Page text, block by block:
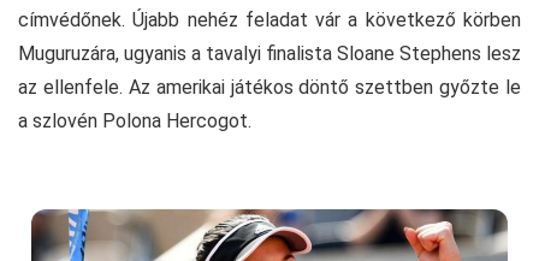
címvédőnek. Újabb nehéz feladat vár a következő körben
Muguruzára, ugyanis a tavalyi finalista Sloane Stephens lesz
az ellenfele. Az amerikai játékos döntő szettben győzte le
a szlovén Polona Hercogot.